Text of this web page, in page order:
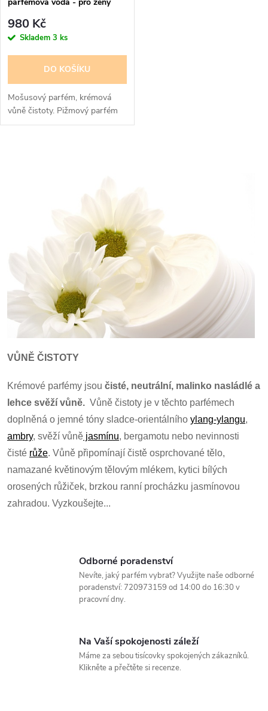
980 Kč
Skladem 3 ks
DO KOŠÍKU
Mošusový parfém, krémová
vůně čistoty. Pižmový parfém
d
a
c
í
p
r
v
k
y
v
ý
VŮNĚ ČISTOTY
Krémové parfémy jsou čisté, neutrální, malinko nasládlé a
lehce svěží vůně. Vůně čistoty je v těchto parfémech
doplněná o jemné tóny sladce-orientálního ylang-ylangu,
ambry, svěží vůně jasmínu, bergamotu nebo nevinnosti
čisté růže. Vůně připomínají čistě osprchované tělo,
namazané květinovým tělovým mlékem, kytici bílých
orosených růžiček, brzkou ranní procházku jasmínovou
zahradou. Vyzkoušejte...
Odborné poradenství
Nevíte, jaký parfém vybrat? Využijte naše odborné
poradenství: 720973159 od 14:00 do 16:30 v
pracovní dny.
Na Vaší spokojenosti záleží
Máme za sebou tisícovky spokojených zákazníků.
Klikněte a přečtěte si recenze.